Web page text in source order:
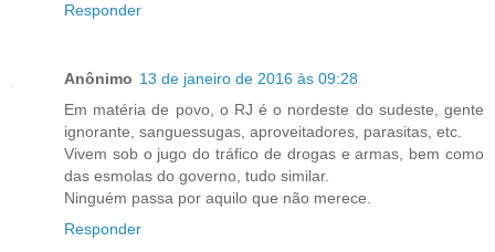
Responder
Anônimo 13 de janeiro de 2016 às 09:28
Em matéria de povo, o RJ é o nordeste do sudeste, gente
ignorante, sanguessugas, aproveitadores, parasitas, etc.
Vivem sob o jugo do tráfico de drogas e armas, bem como
das esmolas do governo, tudo similar.
Ninguém passa por aquilo que não merece.
Responder